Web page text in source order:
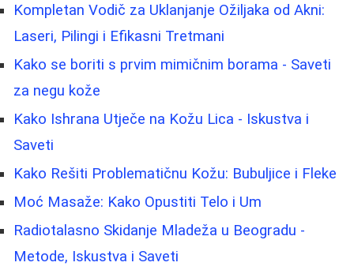
Kompletan Vodič za Uklanjanje Ožiljaka od Akni:
Laseri, Pilingi i Efikasni Tretmani
Kako se boriti s prvim mimičnim borama - Saveti
za negu kože
Kako Ishrana Utječe na Kožu Lica - Iskustva i
Saveti
Kako Rešiti Problematičnu Kožu: Bubuljice i Fleke
Moć Masaže: Kako Opustiti Telo i Um
Radiotalasno Skidanje Mladeža u Beogradu -
Metode, Iskustva i Saveti